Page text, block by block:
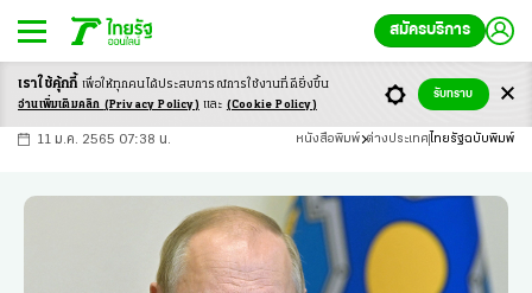
สมัครบริการ
-ก ก ก+
11 ม.ค. 2565 07:38 น. หนังสือพิมพ์ ต่างประเทศ ไทยรัฐฉบับพิมพ์
เราใช้คุ้กกี้ เพื่อให้ทุกคนได้ประสบการณ์การใช้งานที่ดียิ่งขึ้น
อ่านเพิ่มเติมคลิก (Privacy Policy) และ (Cookie Policy)
รับทราบ